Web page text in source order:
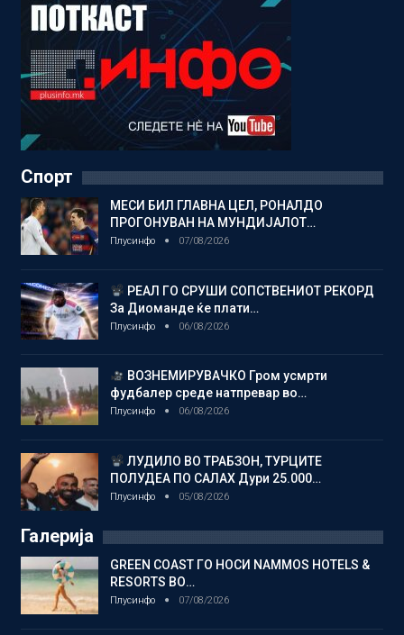
Спорт
МЕСИ БИЛ ГЛАВНА ЦЕЛ, РОНАЛДО
ПРОГОНУВАН НА МУНДИЈАЛОТ…
Плусинфо 07/08/2026
РЕАЛ ГО СРУШИ СОПСТВЕНИОТ РЕКОРД
За Диоманде ќе плати…
Плусинфо 06/08/2026
ВОЗНЕМИРУВАЧКО Гром усмрти
фудбалер среде натпревар во…
Плусинфо 06/08/2026
ЛУДИЛО ВО ТРАБЗОН, ТУРЦИТЕ
ПОЛУДЕА ПО САЛАХ Дури 25.000…
Плусинфо 05/08/2026
Галерија
GREEN COAST ГО НОСИ NAMMOS HOTELS &
RESORTS ВО…
Плусинфо 07/08/2026